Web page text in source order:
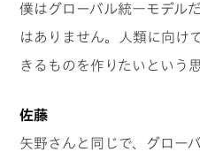
僕はグローバル統一モデル
はありません。人類に向け
きるものを作りたいという
佐藤
矢野さんと同じで、グロー